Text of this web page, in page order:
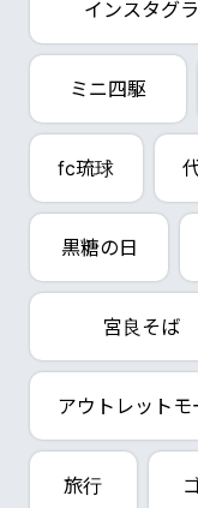
インスタグ
ミニ四駆
fc琉球
黒糖の日
宮良そば
アウトレットモ
旅行